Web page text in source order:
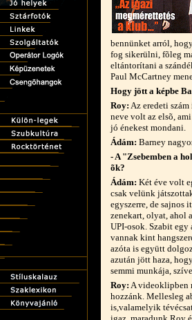
bennünket arról,
fog sikerülni, fõleg
eltántorítani a
Paul McCartney
Hogy jött a képbe
Roy: Az eredeti
neve volt az elsõ,
jó énekest mondani.
Ádám: Barney
- A "Zsebemben a
õk?
Ádám: Két éve volt
csak velünk
egyszerre, de sajnos
zenekart, olyat, ahol
UPI-osok. Szabit
vannak kint
azóta is együtt
azután jött haza,
semmi munkája,
Roy: A videoklipben
hozzánk. Mellesleg
is,valamelyik